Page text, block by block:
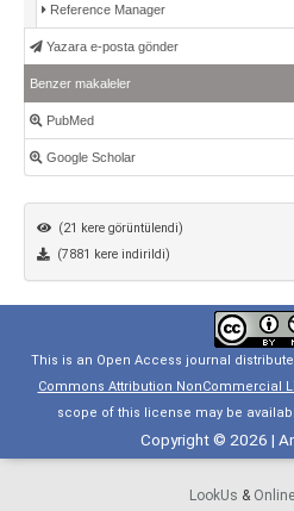
Reference Manager
Yazara e-posta gönder
Benzer makaleler
PubMed
Google Scholar
(21 kere görüntülendi)
(7881 kere indirildi)
This is an Open Access journal
Commons Attribution NonCommercial
scope of this license may be
Copyright © 2026 |
LookUs &